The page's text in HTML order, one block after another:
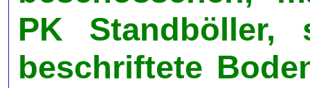
PK Standböller,
beschriftete